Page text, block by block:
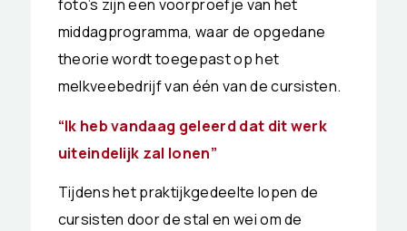
foto’s zijn een voorproefje van het
middagprogramma, waar de opgedane
theorie wordt toegepast op het
melkveebedrijf van één van de cursisten.
“Ik heb vandaag geleerd dat dit werk
uiteindelijk zal lonen”
Tijdens het praktijkgedeelte lopen de
cursisten door de stal en wei om de